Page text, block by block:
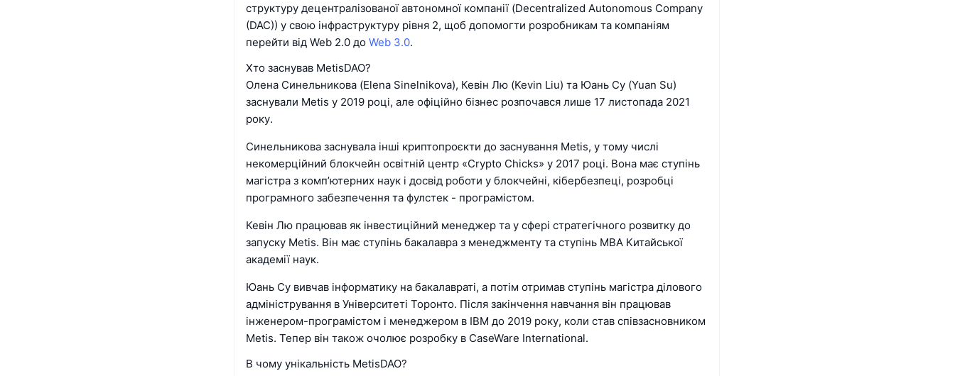
структуру децентралізованої автономної компанії (Decentralized Autonomous Company
(DAC)) у свою інфраструктуру рівня 2, щоб допомогти розробникам та компаніям
перейти від Web 2.0 до Web 3.0.
Хто заснував MetisDAO?
Олена Синельникова (Elena Sinelnikova), Кевін Лю (Kevin Liu) та Юань Су (Yuan Su)
заснували Metis у 2019 році, але офіційно бізнес розпочався лише 17 листопада 2021
року.
Синельникова заснувала інші криптопроєкти до заснування Metis, у тому числі
некомерційний блокчейн освітній центр «Crypto Chicks» у 2017 році. Вона має ступінь
магістра з комп’ютерних наук і досвід роботи у блокчейні, кібербезпеці, розробці
програмного забезпечення та фулстек - програмістом.
Кевін Лю працював як інвестиційний менеджер та у сфері стратегічного розвитку до
запуску Metis. Він має ступінь бакалавра з менеджменту та ступінь MBA Китайської
академії наук.
Юань Су вивчав інформатику на бакалавраті, а потім отримав ступінь магістра ділового
адміністрування в Університеті Торонто. Після закінчення навчання він працював
інженером-програмістом і менеджером в IBM до 2019 року, коли став співзасновником
Metis. Тепер він також очолює розробку в CaseWare International.
В чому унікальність MetisDAO?